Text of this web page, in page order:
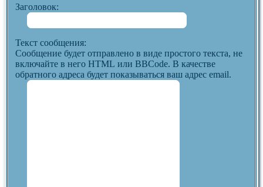
Заголовок:
Текст сообщения:
Сообщение будет отправлено в виде простого текста, не
включайте в него HTML или BBCode. В качестве
обратного адреса будет показываться ваш адрес email.